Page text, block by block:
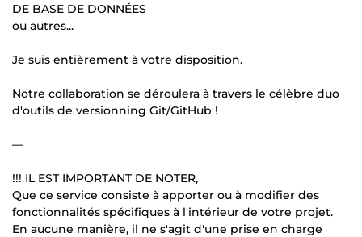
DE BASE DE DONNÉES
ou autres...
Je suis entièrement à votre disposition.
Notre collaboration se déroulera à travers le célèbre duo
d'outils de versionning Git/GitHub !
—
!!! IL EST IMPORTANT DE NOTER,
Que ce service consiste à apporter ou à modifier des
fonctionnalités spécifiques à l'intérieur de votre projet.
En aucune manière, il ne s'agit d'une prise en charge